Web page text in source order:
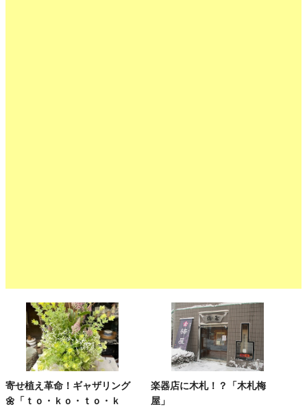
寄せ植え革命！ギャザリング
🌼「ｔｏ・ｋｏ・ｔｏ・ｋ
楽器店に木札！？「木札梅
屋」